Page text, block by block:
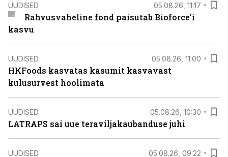
UUDISED 05.08.26, 11:17
Rahvusvaheline fond paisutab Bioforce’i
kasvu
UUDISED 05.08.26, 11:00
HKFoods kasvatas kasumit kasvavast
kulusurvest hoolimata
UUDISED 05.08.26, 10:30
LATRAPS sai uue teraviljakaubanduse juhi
UUDISED 05.08.26, 09:22